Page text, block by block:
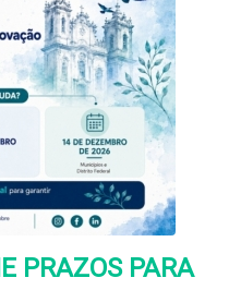
PRAZOS PARA